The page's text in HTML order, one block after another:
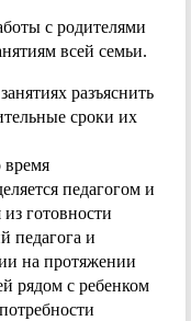
с родителями
всей семьи.
разъяснить
сроки их
время
педагогом и
готовности
педагога и
на протяжении
рядом с ребенком